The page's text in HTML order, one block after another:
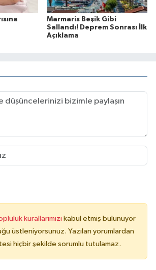
Marmaris Beşik Gibi
Sallandı! Deprem Sonrası İlk
Açıklama
kurallarımızı kabul etmiş bulunuyor
üstleniyorsunuz. Yazılan yorumlardan
hiçbir şekilde sorumlu tutulamaz.